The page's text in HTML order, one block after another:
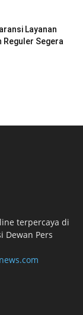
Layanan
Reguler Segera
terpercaya di
Dewan Pers